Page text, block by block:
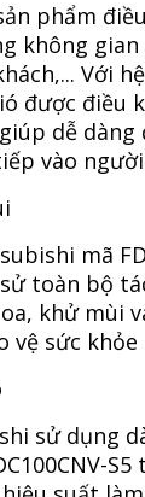
phẩm
không
Với
được điều
dễ
vào
mã
toàn bộ
khử mùi
vệ sức
sử dụng